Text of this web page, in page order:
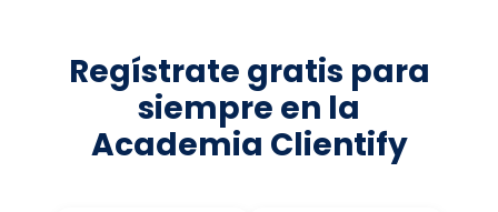
Regístrate gratis para
siempre en la
Academia Clientify